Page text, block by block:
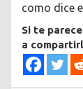
como dice
Si te
a